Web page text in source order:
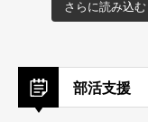
さらに読み込む
部活支援